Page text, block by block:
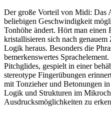
Der große Vorteil von Midi: Das
beliebigen Geschwindigkeit
Tonhöhe ändert. Hört man einen
kristallisieren sich nach
Logik heraus. Besonders die
bemerkenswertes
Pitchglides, gespielt in einer
stereotype Fingerübungen
mit Tonzieher und Betonungen
Logik und Strukturen im
Ausdrucksmöglichkeiten zu